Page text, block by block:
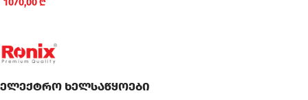
ელექტრო ხელსაწყოები